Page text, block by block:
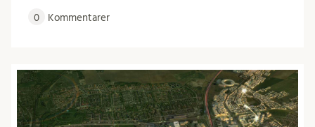
0 Kommentarer